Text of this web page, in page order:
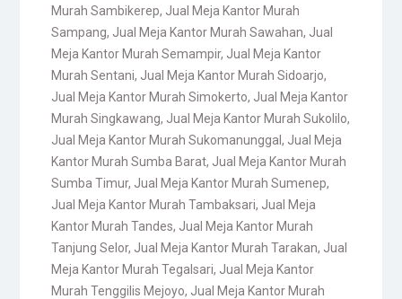
Murah Sambikerep, Jual Meja Kantor Murah
Sampang, Jual Meja Kantor Murah Sawahan, Jual
Meja Kantor Murah Semampir, Jual Meja Kantor
Murah Sentani, Jual Meja Kantor Murah Sidoarjo,
Jual Meja Kantor Murah Simokerto, Jual Meja Kantor
Murah Singkawang, Jual Meja Kantor Murah Sukolilo,
Jual Meja Kantor Murah Sukomanunggal , Jual Meja
Kantor Murah Sumba Barat, Jual Meja Kantor Murah
Sumba Timur, Jual Meja Kantor Murah Sumenep,
Jual Meja Kantor Murah Tambaksari, Jual Meja
Kantor Murah Tandes, Jual Meja Kantor Murah
Tanjung Selor, Jual Meja Kantor Murah Tarakan, Jual
Meja Kantor Murah Tegalsari, Jual Meja Kantor
Murah Tenggilis Mejoyo, Jual Meja Kantor Murah